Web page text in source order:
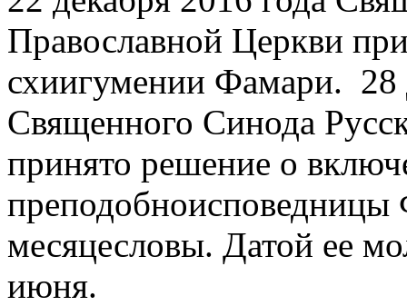
Православной Церкви
схиигумении Фамари. 28
Священного Синода
принято решение о
месяцесловы. Датой ее
июня.